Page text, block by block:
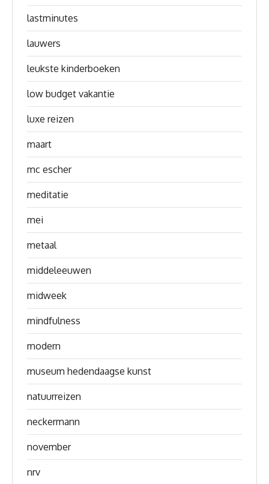
lastminutes
lauwers
leukste kinderboeken
low budget vakantie
luxe reizen
maart
mc escher
meditatie
mei
metaal
middeleeuwen
midweek
mindfulness
modern
museum hedendaagse kunst
natuurreizen
neckermann
november
nrv